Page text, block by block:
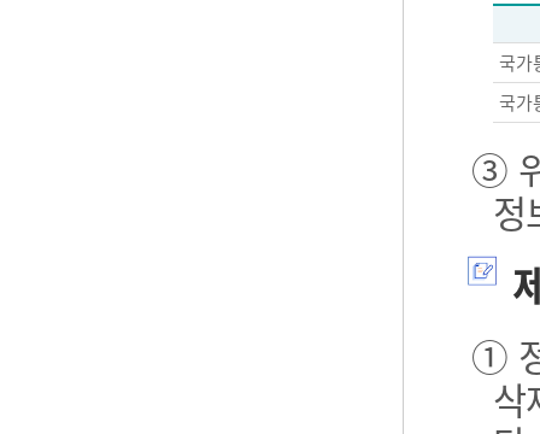
국가
국가
③
정
①
삭